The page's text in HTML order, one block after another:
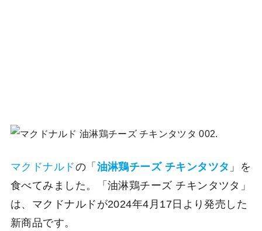
マクドナルドの「 油淋鶏チーズ チキンタツタ 」を
食べてみました。「油淋鶏チーズ チキンタツタ」
は、マクドナルドが2024年4月17日より発売した
新商品です。